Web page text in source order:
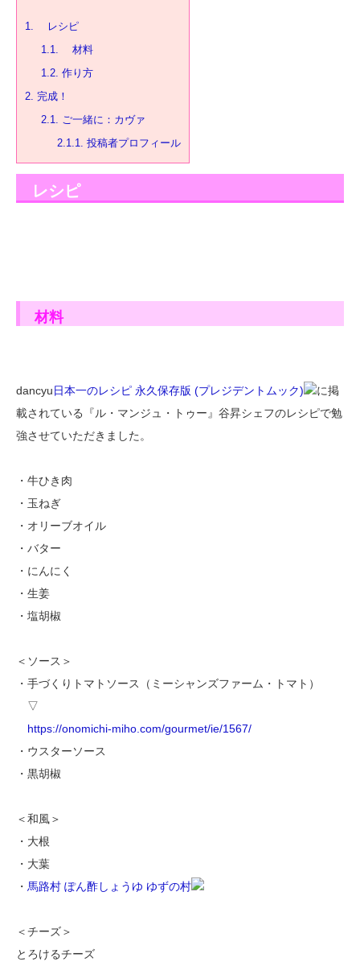
1. レシピ
1.1. 材料
1.2. 作り方
2. 完成！
2.1. ご一緒に：カヴァ
2.1.1. 投稿者プロフィール
レシピ
材料
dancyu日本一のレシピ 永久保存版 (プレジデントムック)
に掲
載されている『ル・マンジュ・トゥー』谷昇シェフのレシピで勉
強させていただきました。
・牛ひき肉
・玉ねぎ
・オリーブオイル
・バター
・にんにく
・生姜
・塩胡椒
＜ソース＞
・手づくりトマトソース（ミーシャンズファーム・トマト）
▽
https://onomichi-miho.com/gourmet/ie/1567/
・ウスターソース
・黒胡椒
＜和風＞
・大根
・大葉
・ 馬路村 ぽん酢しょうゆ ゆずの村
＜チーズ＞
とろけるチーズ